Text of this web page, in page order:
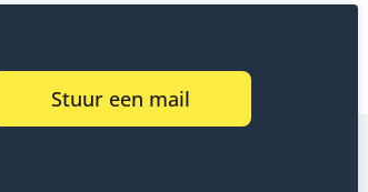
Stuur een mail